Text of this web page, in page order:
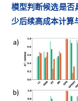
模型判断候选是否
少后续高成本计算